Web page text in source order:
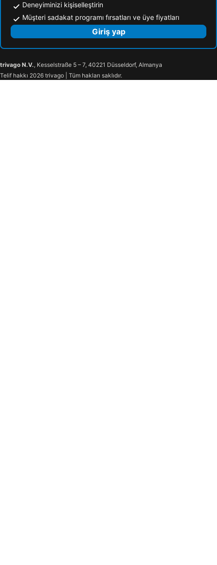
Deneyiminizi kişiselleştirin
Müşteri sadakat programı fırsatları ve üye fiyatları
Giriş yap
trivago N.V., Kesselstraße 5 – 7, 40221 Düsseldorf, Almanya
Telif hakkı 2026 trivago | Tüm hakları saklıdır.